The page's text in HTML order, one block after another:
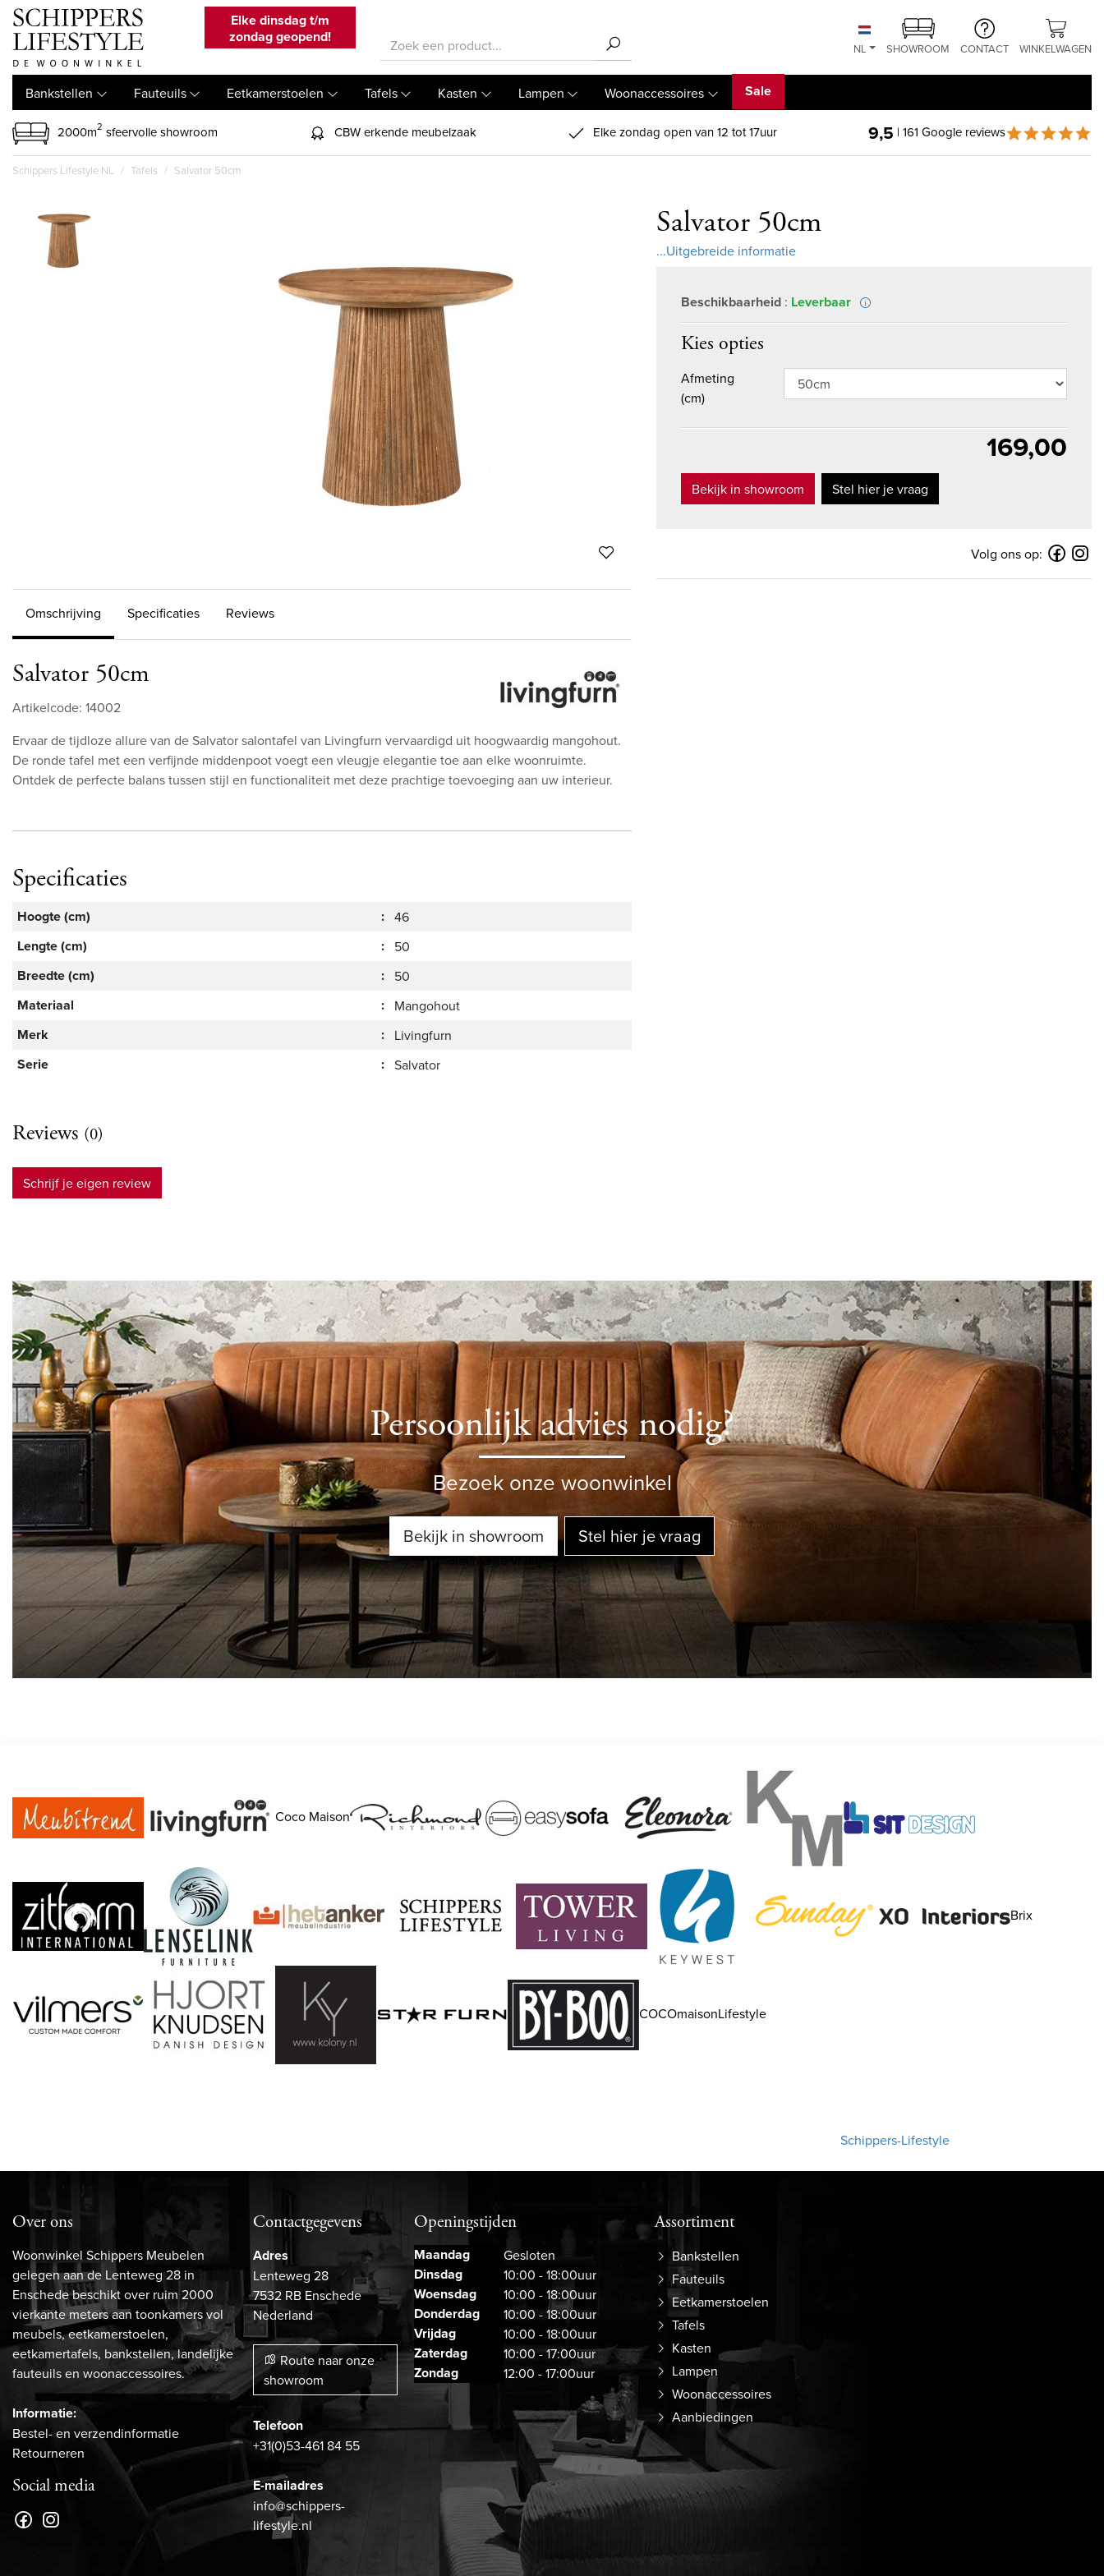
Elke dinsdag t/m
zondag geopend!
NL SHOWROOM CONTACT WINKELWAGEN
Bankstellen Fauteuils Eetkamerstoelen Tafels Kasten Lampen Woonaccessoires Sale
2000m2 sfeervolle showroom CBW erkende meubelzaak Elke zondag open van 12 tot 17uur 9,5 | 161 Google reviews
Schippers Lifestyle NL Tafels Salvator 50cm
Omschrijving Specificaties Reviews
Salvator 50cm
Artikelcode: 14002
Ervaar de tijdloze allure van de Salvator salontafel van Livingfurn vervaardigd uit hoogwaardig mangohout.
De ronde tafel met een verfijnde middenpoot voegt een vleugje elegantie toe aan elke woonruimte.
Ontdek de perfecte balans tussen stijl en functionaliteit met deze prachtige toevoeging aan uw interieur.
Specificaties
Hoogte (cm) : 46
Lengte (cm) : 50
Breedte (cm) : 50
Materiaal : Mangohout
Merk : Livingfurn
Serie : Salvator
Reviews (0)
Schrijf je eigen review
Salvator 50cm
...Uitgebreide informatie
Beschikbaarheid : Leverbaar
Kies opties
Afmeting
(cm)
169,00
Bekijk in showroom Stel hier je vraag
Volg ons op:
Persoonlijk advies nodig?
Bezoek onze woonwinkel
Bekijk in showroom Stel hier je vraag
Coco Maison
Brix
COCOmaisonLifestyle
Over ons
Woonwinkel Schippers Meubelen
gelegen aan de Lenteweg 28 in
Enschede beschikt over ruim 2000
vierkante meters aan toonkamers vol
meubels, eetkamerstoelen,
eetkamertafels, bankstellen, landelijke
fauteuils en woonaccessoires.
Informatie:
Bestel- en verzendinformatie
Retourneren
Social media
Contactgegevens
Adres
Lenteweg 28
7532 RB Enschede
Nederland
Route naar onze
showroom
Telefoon
+31(0)53-461 84 55
E-mailadres
info@schippers-
lifestyle.nl
Openingstijden
Maandag Gesloten
Dinsdag 10:00 - 18:00uur
Woensdag 10:00 - 18:00uur
Donderdag 10:00 - 18:00uur
Vrijdag 10:00 - 18:00uur
Zaterdag 10:00 - 17:00uur
Zondag 12:00 - 17:00uur
Assortiment
Bankstellen
Fauteuils
Eetkamerstoelen
Tafels
Kasten
Lampen
Woonaccessoires
Aanbiedingen
Schippers-Lifestyle